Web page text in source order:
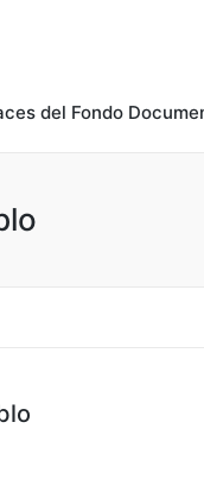
del Fondo